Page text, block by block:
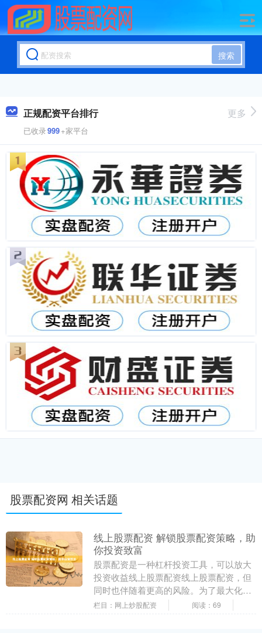
搜索
正规配资平台排行
已收录999+家平台
更多
股票配资网 相关话题
线上股票配资 解锁股票配资策略，助
你投资致富
股票配资是一种杠杆投资工具，可以放大
投资收益线上股票配资线上股票配资，但
同时也伴随着更高的风险。为了最大化收
益并降低风险，掌握有效的股票配资策略
栏目：网上炒股配资 阅读：69